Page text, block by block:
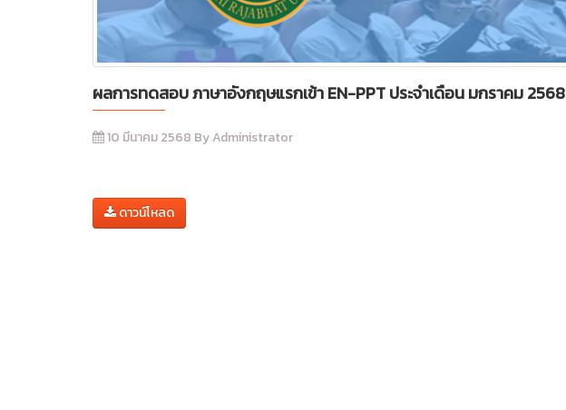
ผลการทดสอบ ภาษาอังกฤษแรกเข้า EN-PPT ประจำเดือน มกราคม 2568
10 มีนาคม 2568 By Administrator
ดาวน์โหลด